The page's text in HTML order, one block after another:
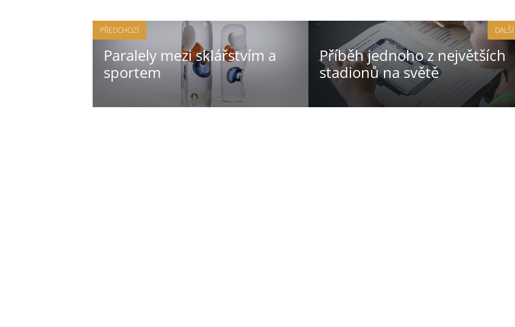
PŘEDCHOZÍ
Paralely mezi sklářstvím a
sportem
Příběh jednoho z největších
stadionů na světě
DALŠÍ